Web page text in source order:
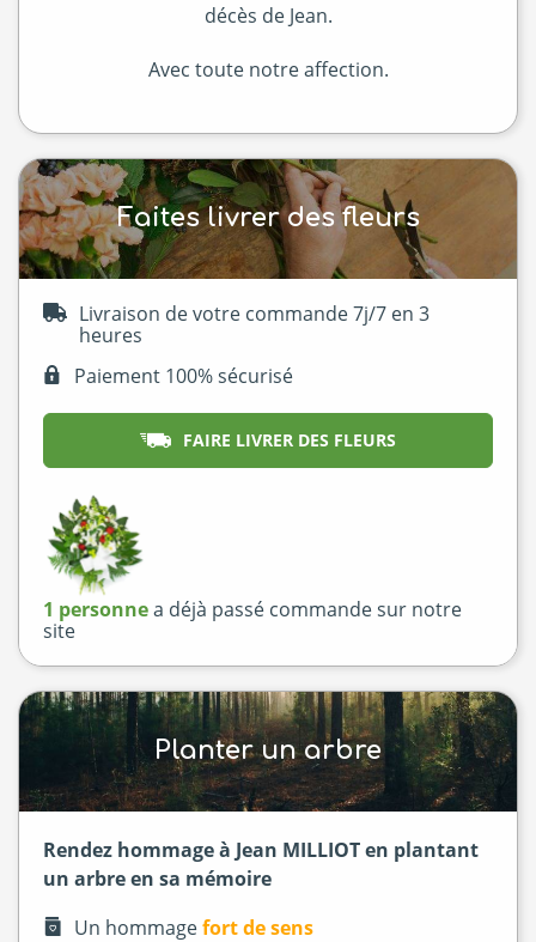
décès de Jean.
Avec toute notre affection.
Faites livrer des fleurs
Livraison de votre commande 7j/7 en 3
heures
Paiement 100% sécurisé
FAIRE LIVRER DES FLEURS
1 personnea déjà passé commande sur notre
site
Planter un arbre
Rendez hommage à Jean MILLIOT en plantant
un arbre en sa mémoire
Un hommagefort de sens